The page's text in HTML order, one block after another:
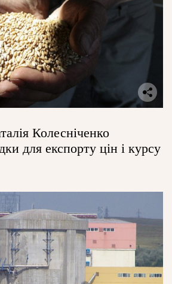
Колесніченко
для експорту цін і курсу